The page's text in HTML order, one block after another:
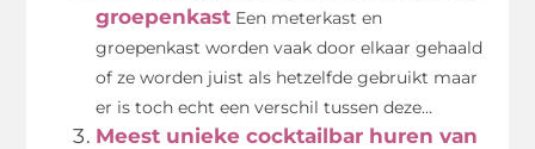
groepenkast Een meterkast en
groepenkast worden vaak door elkaar gehaald
of ze worden juist als hetzelfde gebruikt maar
er is toch echt een verschil tussen deze...
Meest unieke cocktailbar huren van